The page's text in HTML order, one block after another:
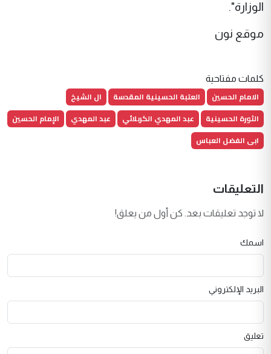
الوزارة".
موقع نون
كلمات مفتاحية
الامام الحسين العتبة الحسينية المقدسة
ال الشيخ
الثورة الحسينية
عبد المهدي الكربلائي عبد المهدي
الإمام الحسين
ابى الفضل العباس
التعليقات
لا توجد تعليقات بعد. كن أول من يعلق!
اسمك
البريد الإلكتروني
تعليق